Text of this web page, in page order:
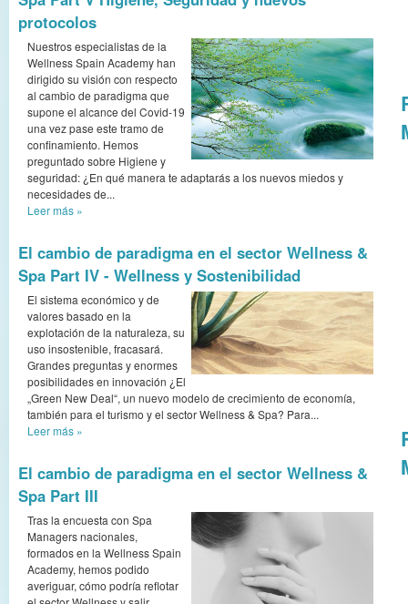
protocolos
Nuestros especialistas de la
Wellness Spain Academy han
dirigido su visión con respecto
al cambio de paradigma que
supone el alcance del Covid-19
una vez pase este tramo de
confinamiento. Hemos
preguntado sobre Higiene y
seguridad: ¿En qué manera te adaptarás a los nuevos miedos y
necesidades de...
Leer más »
El cambio de paradigma en el sector Wellness &
Spa Part IV - Wellness y Sostenibilidad
El sistema económico y de
valores basado en la
explotación de la naturaleza, su
uso insostenible, fracasará.
Grandes preguntas y enormes
posibilidades en innovación ¿El
„Green New Deal“, un nuevo modelo de crecimiento de economía,
también para el turismo y el sector Wellness & Spa? Para...
Leer más »
El cambio de paradigma en el sector Wellness &
Spa Part III
Tras la encuesta con Spa
Managers nacionales,
formados en la Wellness Spain
Academy, hemos podido
averiguar, cómo podría reflotar